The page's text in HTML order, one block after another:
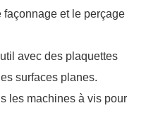
façonnage et le perçage
avec des plaquettes
surfaces planes.
les machines à vis pour